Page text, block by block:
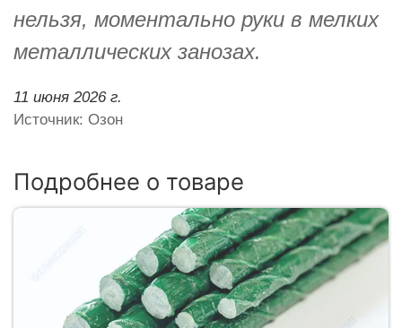
нельзя, моментально руки в мелких
металлических занозах.
11 июня 2026 г.
Источник: Озон
Подробнее о товаре